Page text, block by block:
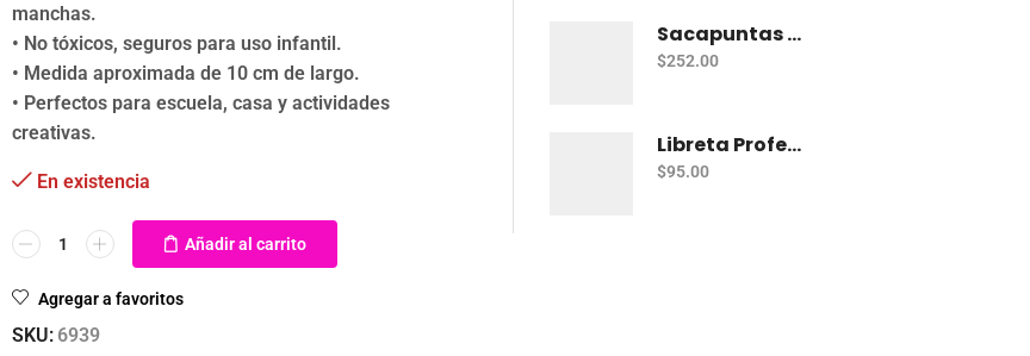
manchas.
• No tóxicos, seguros para uso infantil.
• Medida aproximada de 10 cm de largo.
• Perfectos para escuela, casa y actividades
creativas.
En existencia
Añadir al carrito
Agregar a favoritos
SKU: 6939
Sacapuntas Kores Kolorito Lapiz 1 Orif C/20
$252.00
Libreta Profesional De Espiral Printaform Arcoiris Pastel 100 H Ry
$95.00